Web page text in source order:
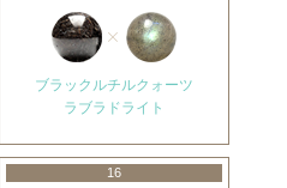
ブラックルチルクォーツ
ラブラドライト
16